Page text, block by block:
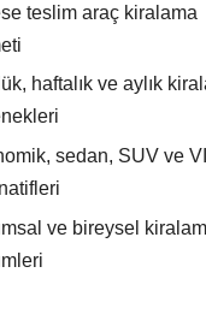
teslim araç kiralama
haftalık ve aylık
sedan, SUV ve
ve bireysel